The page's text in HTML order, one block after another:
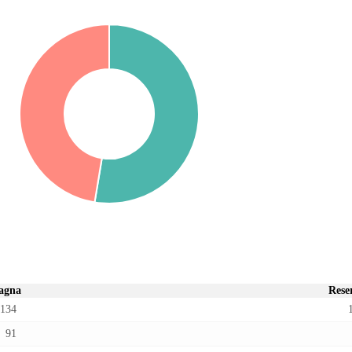
134
91